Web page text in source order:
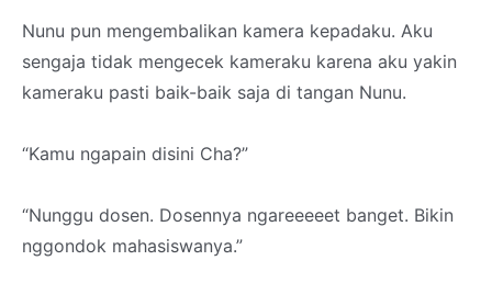
Nunu pun mengembalikan kamera kepadaku. Aku
sengaja tidak mengecek kameraku karena aku yakin
kameraku pasti baik-baik saja di tangan Nunu.
“Kamu ngapain disini Cha?”
“Nunggu dosen. Dosennya ngareeeeet banget. Bikin
nggondok mahasiswanya.”